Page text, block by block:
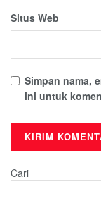
Situs Web
Simpan nama,
ini untuk
Cari